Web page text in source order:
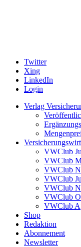
Twitter
Xing
LinkedIn
Login
Verlag
VWClub
VWClub
VWClub
VWClub
VWClub
VWClub
VWClub
Shop
Redaktion
Abonnement
Newsletter